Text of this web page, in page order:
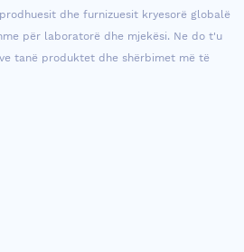
dhe furnizuesit kryesorë globalë
për laboratorë dhe mjekësi. Ne do t'u
tanë produktet dhe shërbimet më të